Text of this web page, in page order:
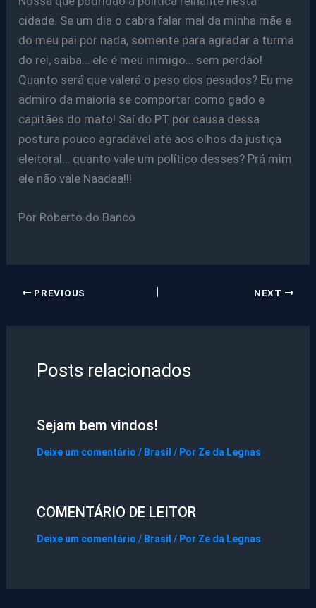
cidade. Se um dia o cabra falar mal da minha mãe e
do meu pai por nada, somente para agradar a turma
do rei, saiba… ele é meu inimigo… sem perdão!
Quanto será que valerá o peso dos pesados? Eu me
admiro da maioria se comportar como gado e
capitães do mato! Saí do PT por causa dessa
postura pouco agradável até aos olhos da justiça
eleitoral… quanto vale um político desses? Prá mim
ele não vale Naadaa!!!
Por Roberto do Banco
PREVIOUS NEXT
Posts relacionados
Sejam bem vindos!
Deixe um comentário / Brasil / Por Ze da Legnas
COMENTÁRIO DE LEITOR
Deixe um comentário / Brasil / Por Ze da Legnas